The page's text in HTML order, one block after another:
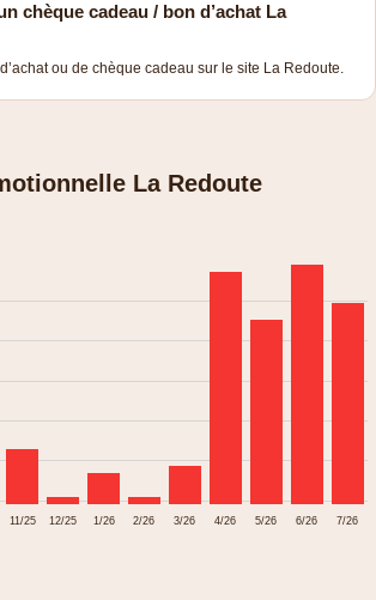
chèque cadeau / bon d’achat La
ou de chèque cadeau sur le site La Redoute.
La Redoute
11/25 12/25 1/26 2/26 3/26 4/26 5/26 6/26 7/26